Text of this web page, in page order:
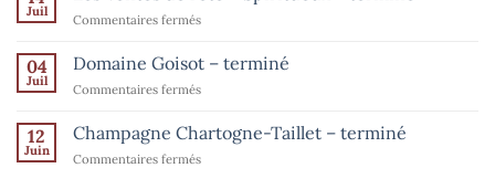
–
15
août
de
l’été
Bordeaux
Juil
Commentaires ferméssur
Ventes
de
l’été
Spiritueux
04
Juil
Domaine Goisot – terminé
Commentaires ferméssur
Goisot
–
terminé
12
Juin
Champagne Chartogne-Taillet – terminé
Commentaires ferméssur